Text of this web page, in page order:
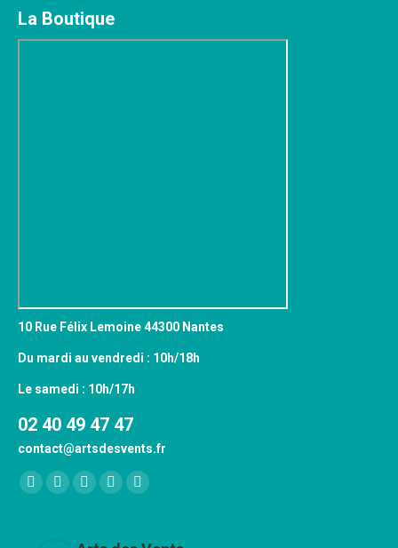
La Boutique
10 Rue Félix Lemoine 44300 Nantes
Du mardi au vendredi : 10h/18h
Le samedi : 10h/17h
02 40 49 47 47
contact@artsdesvents.fr
Trouvez nous sur :
Facebook
X
YouTubePinterestInstagram